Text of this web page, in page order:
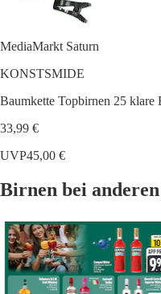
MediaMarkt Saturn
KONSTSMIDE
Baumkette Topbirnen 25
33,99 €
UVP45,00 €
Birnen bei